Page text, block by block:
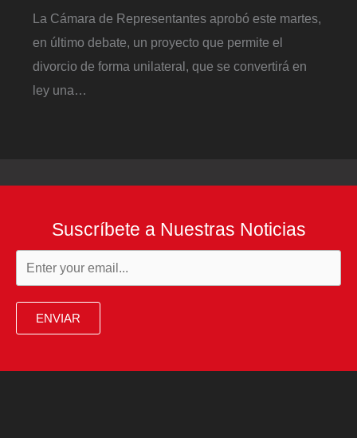
La Cámara de Representantes aprobó este martes,
en último debate, un proyecto que permite el
divorcio de forma unilateral, que se convertirá en
ley una…
Suscríbete a Nuestras Noticias
ENVIAR